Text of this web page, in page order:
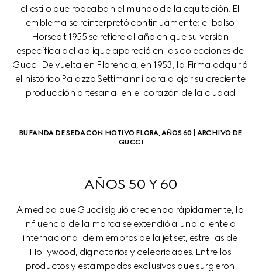
el estilo que rodeaban el mundo de la equitación. El
emblema se reinterpretó continuamente; el bolso
Horsebit 1955 se refiere al año en que su versión
específica del aplique apareció en las colecciones de
Gucci. De vuelta en Florencia, en 1953, la Firma adquirió
el histórico Palazzo Settimanni para alojar su creciente
producción artesanal en el corazón de la ciudad.
BUFANDA DE SEDA CON MOTIVO FLORA, AÑOS 60 | ARCHIVO DE
GUCCI
AÑOS 50 Y 60
A medida que Gucci siguió creciendo rápidamente, la
influencia de la marca se extendió a una clientela
internacional de miembros de la jet set, estrellas de
Hollywood, dignatarios y celebridades. Entre los
productos y estampados exclusivos que surgieron